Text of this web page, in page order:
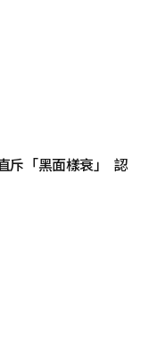
斥「黑面樣衰」 認